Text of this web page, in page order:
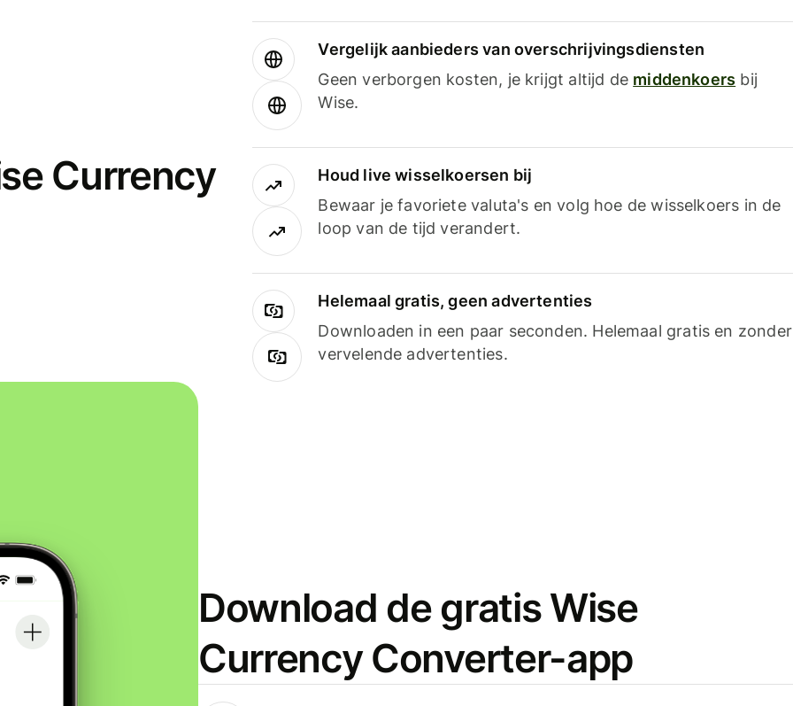
Currency
Vergelijk aanbieders van overschrijvingsdiensten
Geen verborgen kosten, je krijgt altijd de middenkoers bij
Wise.
Houd live wisselkoersen bij
Bewaar je favoriete valuta's en volg hoe de wisselkoers in de
loop van de tijd verandert.
Helemaal gratis, geen advertenties
Downloaden in een paar seconden. Helemaal gratis en zonder
vervelende advertenties.
Download de gratis Wise
Currency Converter-app